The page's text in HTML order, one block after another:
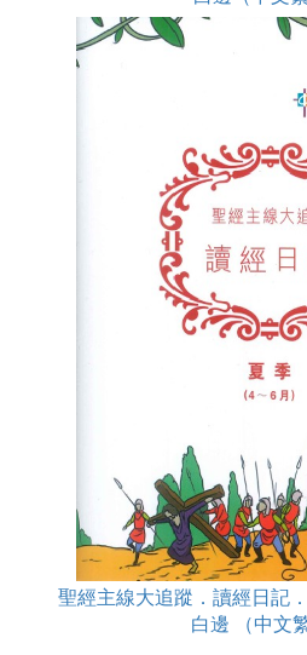
聖經主線大追蹤．讀經日記
白邊 （中文